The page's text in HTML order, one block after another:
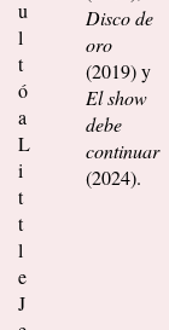
u
l
t
ó
a
L
i
t
t
l
e
J
Disco de
oro
(2019) ​y
El show
debe
continuar
(2024).